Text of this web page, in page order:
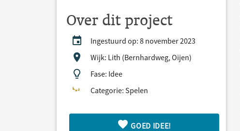
Over dit project
Ingestuurd op: 8 november 2023
Wijk: Lith (Bernhardweg, Oijen)
Fase: Idee
Categorie: Spelen
GOED IDEE!